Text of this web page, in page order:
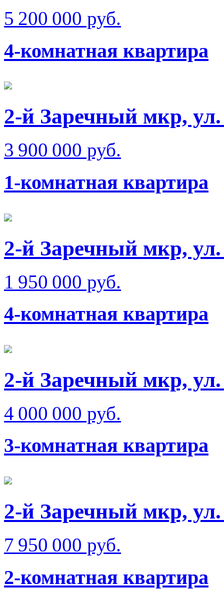
5 200 000 руб.
4-комнатная квартира
2-й Заречный мкр,
3 900 000 руб.
1-комнатная квартира
2-й Заречный мкр,
1 950 000 руб.
4-комнатная квартира
2-й Заречный мкр,
4 000 000 руб.
3-комнатная квартира
2-й Заречный мкр,
7 950 000 руб.
2-комнатная квартира